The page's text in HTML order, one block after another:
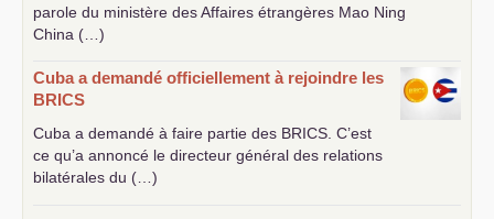
parole du ministère des Affaires étrangères Mao Ning
China (…)
Cuba a demandé officiellement à rejoindre les
BRICS
Cuba a demandé à faire partie des BRICS . C’est
ce qu’a annoncé le directeur général des relations
bilatérales du (…)